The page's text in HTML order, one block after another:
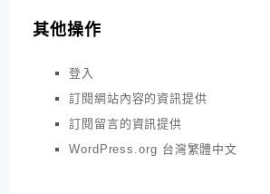
其他操作
登入
訂閱網站內容的資訊提供
訂閱留言的資訊提供
WordPress.org 台灣繁體中文